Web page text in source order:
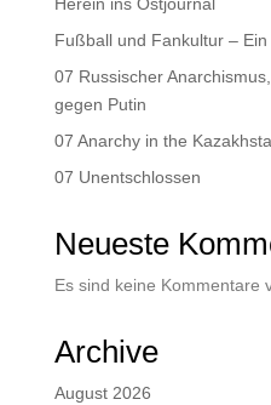
Fußball und Fankultur –
07 Russischer
gegen Putin
07 Anarchy in the
07 Unentschlossen
Neueste
Es sind keine Kommentare
Archive
August 2026